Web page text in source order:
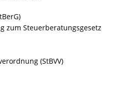
zum Steuerberatungsgesetz
(StBVV)